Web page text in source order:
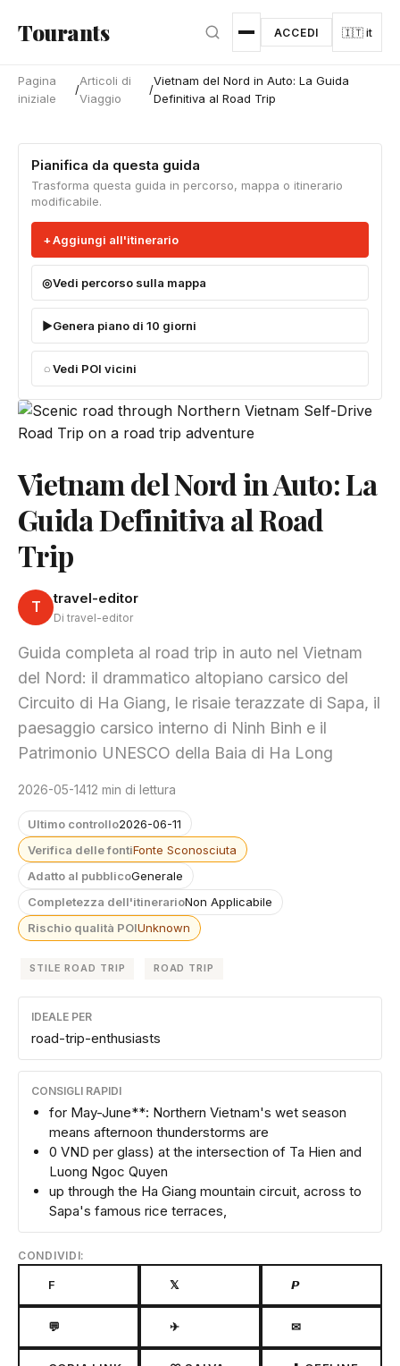
Tourants ACCEDI 🇮🇹 it
Pagina
iniziale
/
Articoli di
Viaggio
/
Vietnam del Nord in Auto: La Guida
Definitiva al Road Trip
Pianifica da questa guida
Trasforma questa guida in percorso, mappa o itinerario
modificabile.
Aggiungi all'itinerario
Vedi percorso sulla mappa
Genera piano di 10 giorni
Vedi POI vicini
Vietnam del Nord in Auto: La
Guida Definitiva al Road
Trip
T travel-editor
Di travel-editor
Guida completa al road trip in auto nel Vietnam
del Nord: il drammatico altopiano carsico del
Circuito di Ha Giang, le risaie terazzate di Sapa, il
paesaggio carsico interno di Ninh Binh e il
Patrimonio UNESCO della Baia di Ha Long
2026-05-1412 min di lettura
Ultimo controllo2026-06-11
Verifica delle fontiFonte Sconosciuta
Adatto al pubblicoGenerale
Completezza dell'itinerarioNon Applicabile
Rischio qualità POIUnknown
STILE ROAD TRIP ROAD TRIP
IDEALE PER
road-trip-enthusiasts
CONSIGLI RAPIDI
for May-June**: Northern Vietnam's wet season
means afternoon thunderstorms are
0 VND per glass) at the intersection of Ta Hien and
Luong Ngoc Quyen
up through the Ha Giang mountain circuit, across to
Sapa's famous rice terraces,
CONDIVIDI:
F 𝕏 𝙋
💬 ✈ ✉